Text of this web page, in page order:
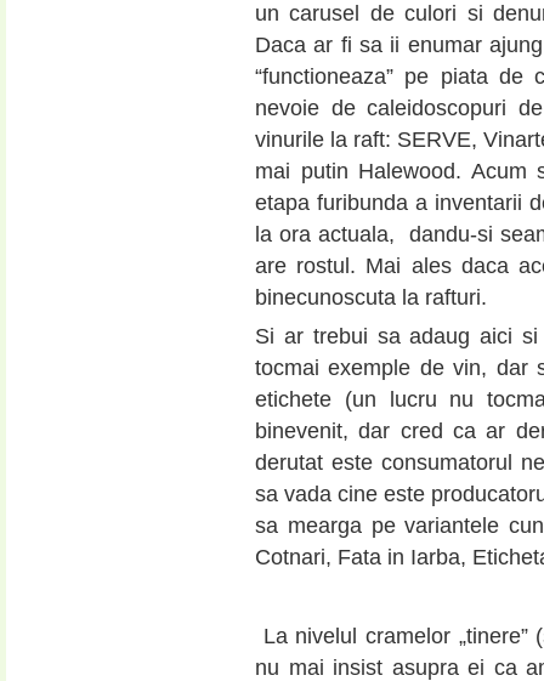
un carusel de culori si
Daca ar fi sa ii enumar
“functioneaza” pe piata
nevoie de caleidoscopuri
vinurile la raft: SERVE,
mai putin Halewood.
etapa furibunda a inventarii
la ora actuala, dandu-si
are rostul. Mai ales daca
binecunoscuta la rafturi.
Si ar trebui sa adaug aici
tocmai exemple de vin, dar
etichete (un lucru nu
binevenit, dar cred ca ar
derutat este consumatorul
sa vada cine este
sa mearga pe variantele
Cotnari, Fata in Iarba,
La nivelul cramelor
nu mai insist asupra ei ca